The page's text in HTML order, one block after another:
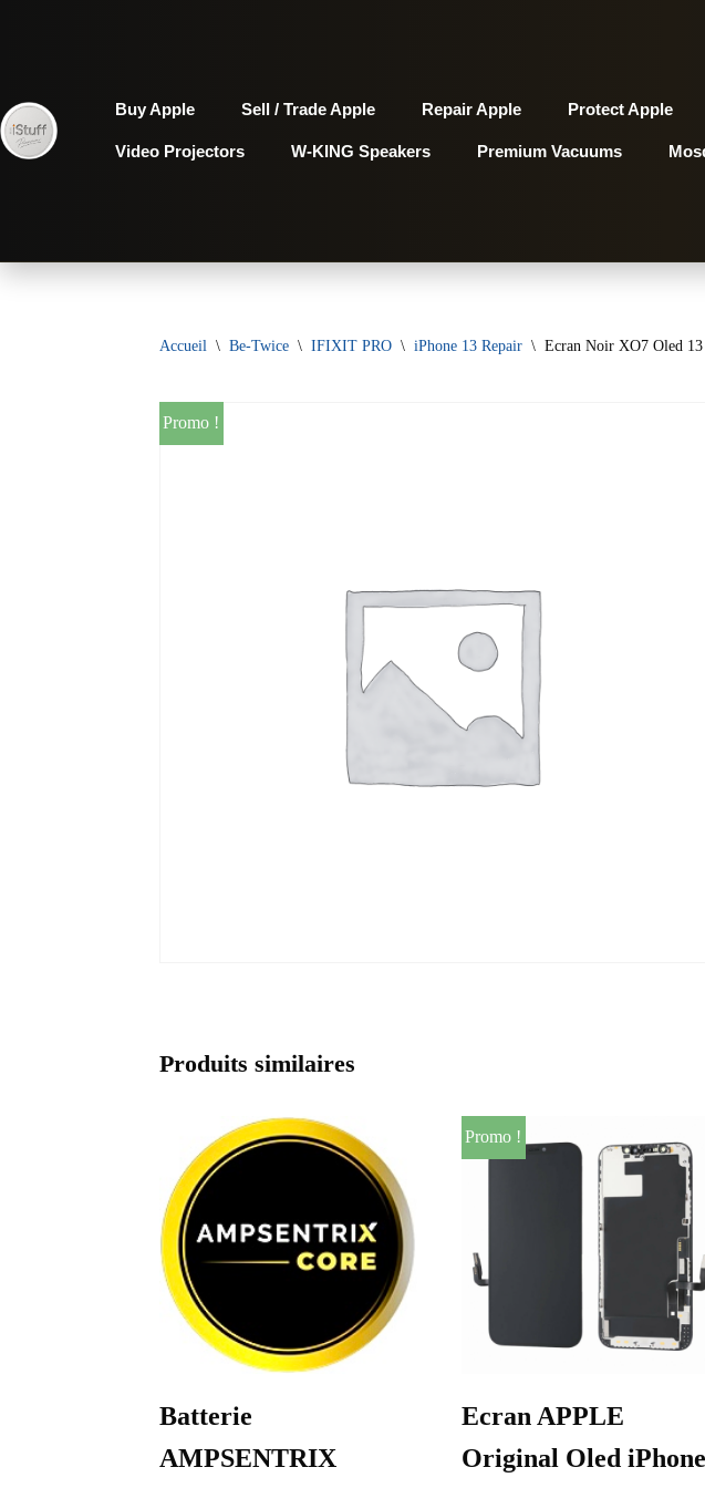
au
contenu
Buy Apple Sell / Trade Apple Repair Apple Protect Apple
Video Projectors W-KING Speakers Premium Vacuums
Accueil \ Be-Twice \ IFIXIT PRO \ iPhone 13 Repair \ Ecran Noir XO7 Oled
Promo !
Produits similaires
Batterie
AMPSENTRIX
Promo !
Ecran APPLE
Original Oled iPhone